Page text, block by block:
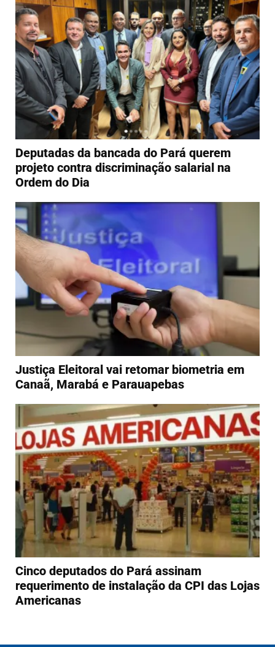
Deputadas da bancada do Pará querem
projeto contra discriminação salarial na
Ordem do Dia
Justiça Eleitoral vai retomar biometria em
Canaã, Marabá e Parauapebas
Cinco deputados do Pará assinam
requerimento de instalação da CPI das Lojas
Americanas